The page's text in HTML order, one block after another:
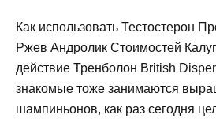
Как использовать Тестостерон
Ржев Андролик Стоимостей
действие Тренболон British
знакомые тоже занимаются
шампиньонов, как раз сегодня